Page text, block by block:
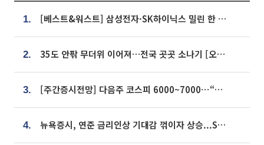
1. [베스트&워스트] 삼성전자·SK하이닉스 밀린 한 주…상상인증권은 85% 급등
2. 35도 안팎 무더위 이어져…전국 곳곳 소나기 [오늘 날씨]
3. [주간증시전망] 다음주 코스피 6000~7000⋯“外人 수급은 정책이 변수”
4. 뉴욕증시, 연준 금리인상 기대감 꺾이자 상승...S&P500 사상 최고치 [종합]